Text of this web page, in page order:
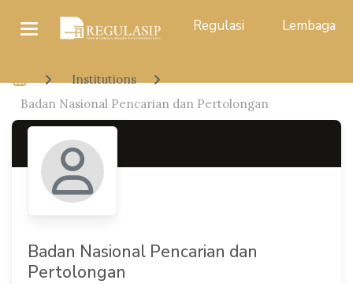
Regulasi Lembaga
Institutions
Badan Nasional Pencarian dan Pertolongan
Badan Nasional Pencarian dan
Pertolongan